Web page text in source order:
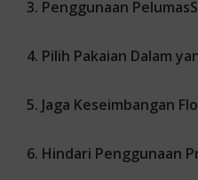
3. Penggunaan
4. Pilih Pakaian Dalam
5. Jaga Keseimbangan
6. Hindari Penggunaan